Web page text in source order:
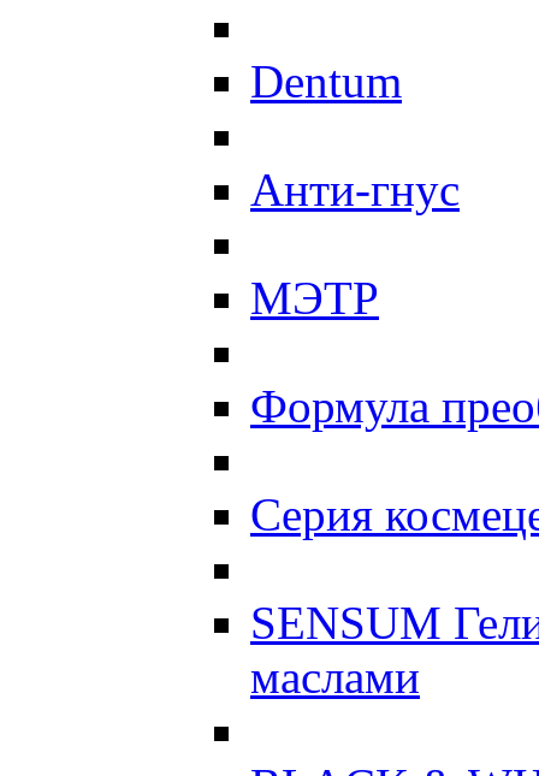
Dentum
Анти-гнус
МЭТР
Формула
Серия
SENSUM
маслами